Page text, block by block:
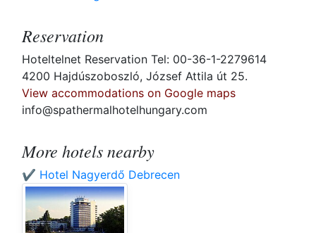
Reservation
Hoteltelnet Reservation Tel: 00-36-1-2279614
4200 Hajdúszoboszló, József Attila út 25.
View accommodations on Google maps
info@spathermalhotelhungary.com
More hotels nearby
✔️ Hotel Nagyerdő Debrecen